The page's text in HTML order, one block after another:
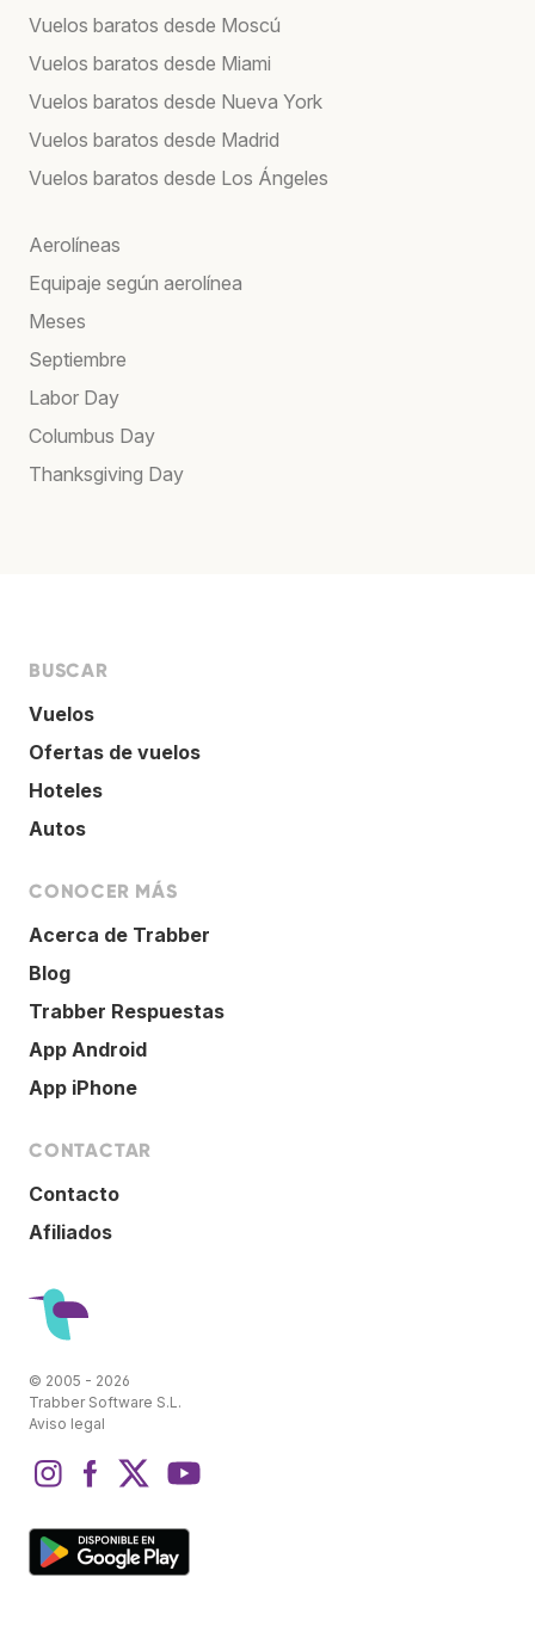
Vuelos baratos desde Moscú
Vuelos baratos desde Miami
Vuelos baratos desde Nueva York
Vuelos baratos desde Madrid
Vuelos baratos desde Los Ángeles
Aerolíneas
Equipaje según aerolínea
Meses
Septiembre
Labor Day
Columbus Day
Thanksgiving Day
BUSCAR
Vuelos
Ofertas de vuelos
Hoteles
Autos
CONOCER MÁS
Acerca de Trabber
Blog
Trabber Respuestas
App Android
App iPhone
CONTACTAR
Contacto
Afiliados
© 2005 - 2026
Trabber Software S.L.
Aviso legal